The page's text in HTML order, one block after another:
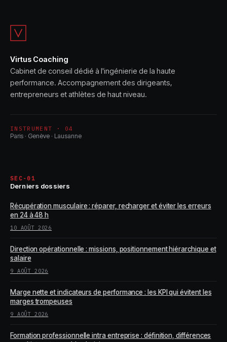
Virtus Coaching
Cabinet de conseil dédié à l'ingénierie de la haute
performance. Accompagnement des dirigeants,
entrepreneurs et athlètes de haut niveau.
INSTRUMENT · 04
Paris · Genève · Lausanne
SEC-01
Derniers dossiers
Récupération musculaire : réparer, recharger et éviter les erreurs
en 24 à 48 h
10 AOÛT 2026
Direction opérationnelle : missions, positionnement hiérarchique et
salaire
9 AOÛT 2026
Marge nette et indicateurs de performance : les KPI qui évitent les
marges trompeuses
9 AOÛT 2026
Formation professionnelle intra entreprise : définition, différences